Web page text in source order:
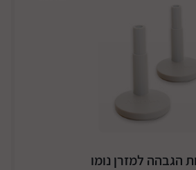
הגבהה למזרן נומו